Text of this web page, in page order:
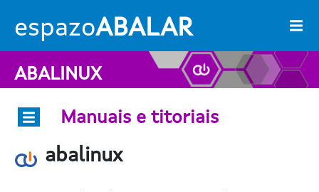
espazoABALAR
ABALINUX
Manuais e titoriais
Imaxe abalinux